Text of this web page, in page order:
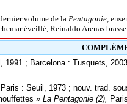
volume de la Pentagonie,
éveillé, Reinaldo Arenas
1991 ; Barcelona : Tusquets, 2003
Paris : Seuil, 1973 ; nouv. trad.
» La Pentagonie (2),